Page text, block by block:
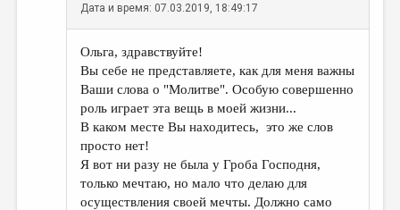
Дата и время: 07.03.2019, 18:49:17
Ольга, здравствуйте!
Вы себе не представляете, как для меня важны
Ваши слова о "Молитве". Особую совершенно
роль играет эта вещь в моей жизни...
В каком месте Вы находитесь, это же слов
просто нет!
Я вот ни разу не была у Гроба Господня,
только мечтаю, но мало что делаю для
осуществления своей мечты. Должно само